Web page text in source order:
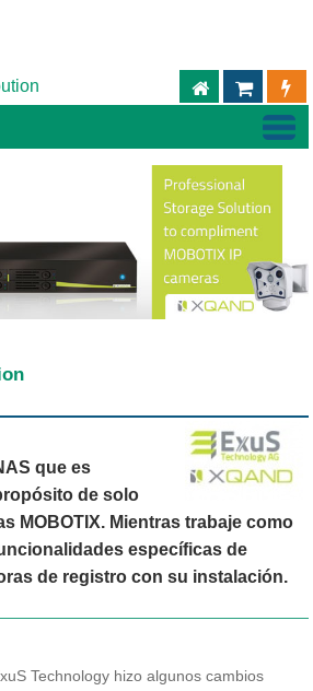
que es
de solo
MOBOTIX. Mientras trabaje como
específicas de
de registro con su instalación.
Technology hizo algunos cambios